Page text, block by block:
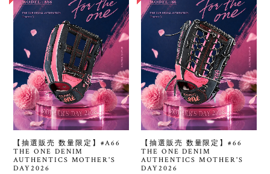
【抽選販売 数量限定】#A66
THE ONE DENIM
AUTHENTICS MOTHER'S
DAY2026
【抽選販売 数量限定】#66
THE ONE DENIM
AUTHENTICS MOTHER'S
DAY2026